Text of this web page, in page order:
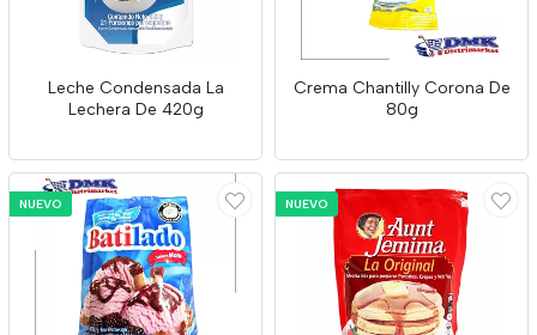
Leche Condensada La
Lechera De 420g
Crema Chantilly Corona De
80g
NUEVO NUEVO